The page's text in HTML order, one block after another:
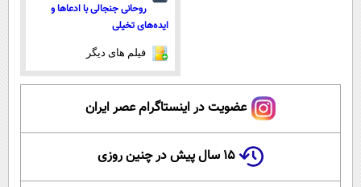
روحانی جنجالی با ادعاها و
ایده‌های تخیلی
فیلم های دیگر
عضویت در اینستاگرام عصر ایران
۱۵ سال پیش در چنین روزی